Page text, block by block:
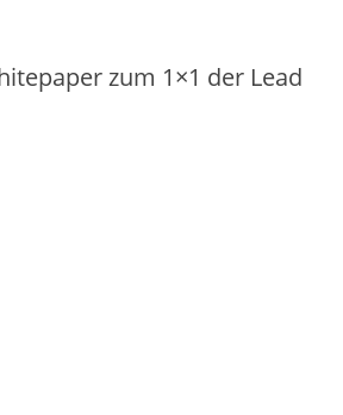
zum 1×1 der Lead